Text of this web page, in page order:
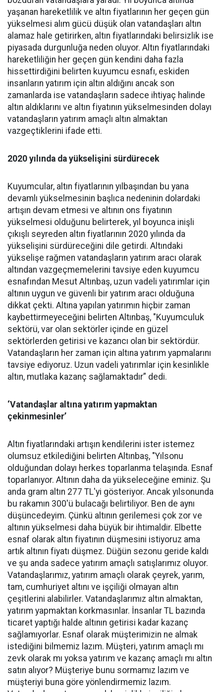
yaşanan hareketlilik ve altın fiyatlarının her geçen gün
yükselmesi alım gücü düşük olan vatandaşları altın
alamaz hale getirirken, altın fiyatlarındaki belirsizlik ise
piyasada durgunluğa neden oluyor. Altın fiyatlarındaki
hareketliliğin her geçen gün kendini daha fazla
hissettirdiğini belirten kuyumcu esnafı, eskiden
insanların yatırım için altın aldığını ancak son
zamanlarda ise vatandaşların sadece ihtiyaç halinde
altın aldıklarını ve altın fiyatının yükselmesinden dolayı
vatandaşların yatırım amaçlı altın almaktan
vazgeçtiklerini ifade etti.
2020 yılında da yükselişini sürdürecek
Kuyumcular, altın fiyatlarının yılbaşından bu yana
devamlı yükselmesinin başlıca nedeninin dolardaki
artışın devam etmesi ve altının ons fiyatının
yükselmesi olduğunu belirterek, yıl boyunca inişli
çıkışlı seyreden altın fiyatlarının 2020 yılında da
yükselişini sürdüreceğini dile getirdi. Altındaki
yükselişe rağmen vatandaşların yatırım aracı olarak
altından vazgeçmemelerini tavsiye eden kuyumcu
esnafından Mesut Altınbaş, uzun vadeli yatırımlar için
altının uygun ve güvenli bir yatırım aracı olduğuna
dikkat çekti. Altına yapılan yatırımın hiçbir zaman
kaybettirmeyeceğini belirten Altınbaş, "Kuyumculuk
sektörü, var olan sektörler içinde en güzel
sektörlerden getirisi ve kazancı olan bir sektördür.
Vatandaşların her zaman için altına yatırım yapmalarını
tavsiye ediyoruz. Uzun vadeli yatırımlar için kesinlikle
altın, mutlaka kazanç sağlamaktadır” dedi.
‘Vatandaşlar altına yatırım yapmaktan
çekinmesinler’
Altın fiyatlarındaki artışın kendilerini ister istemez
olumsuz etkilediğini belirten Altınbaş, "Yılsonu
olduğundan dolayı herkes toparlanma telaşında. Esnaf
toparlanıyor. Altının daha da yükseleceğine eminiz. Şu
anda gram altın 277 TL'yi gösteriyor. Ancak yılsonunda
bu rakamın 300'ü bulacağı belirtiliyor. Ben de aynı
düşüncedeyim. Çünkü altının gerilemesi çok zor ve
altının yükselmesi daha büyük bir ihtimaldir. Elbette
esnaf olarak altın fiyatının düşmesini istiyoruz ama
artık altının fiyatı düşmez. Düğün sezonu geride kaldı
ve şu anda sadece yatırım amaçlı satışlarımız oluyor.
Vatandaşlarımız, yatırım amaçlı olarak çeyrek, yarım,
tam, cumhuriyet altını ve işçiliği olmayan altın
çeşitlerini alabilirler. Vatandaşlarımız altın almaktan,
yatırım yapmaktan korkmasınlar. İnsanlar TL bazında
ticaret yaptığı halde altının getirisi kadar kazanç
sağlamıyorlar. Esnaf olarak müşterimizin ne almak
istediğini bilmemiz lazım. Müşteri, yatırım amaçlı mı
zevk olarak mı yoksa yatırım ve kazanç amaçlı mı altın
satın alıyor? Müşteriye bunu sormamız lazım ve
müşteriyi buna göre yönlendirmemiz lazım.